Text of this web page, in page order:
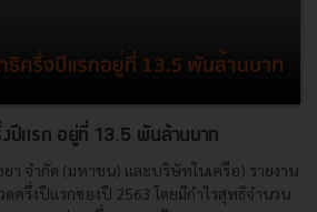
งปีแรก อยู่ที่ 13.5 พันล้านบาท
ยา จำกัด (มหาชน) และบริษัทในเครือ) รายงาน
ดครึ่งปีแรกของปี 2563 โดยมีกำไรสุทธิจำนวน